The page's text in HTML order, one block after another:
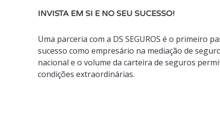
INVISTA EM SI E NO SEU SUCESSO!
Uma parceria com a DS SEGUROS é o primeiro
sucesso como empresário na mediação de
nacional e o volume da carteira de seguros
condições extraordinárias.